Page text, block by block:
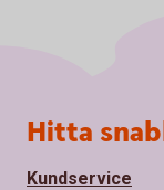
Sidfot
Hitta
Kundservice